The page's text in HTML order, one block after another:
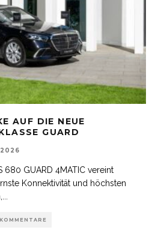
AUF DIE NEUE
GUARD
680 GUARD 4MATIC vereint
Konnektivität und höchsten